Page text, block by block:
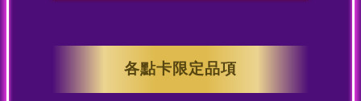
各點卡限定品項